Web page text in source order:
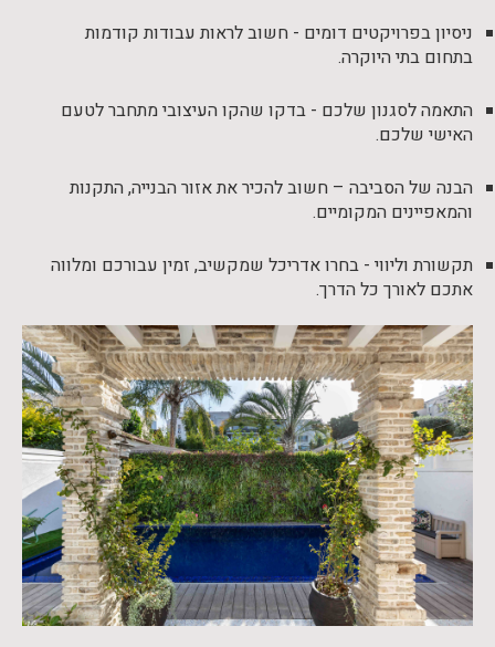
ניסיון בפרויקטים דומים - חשוב לראות עבודות קודמות
בתחום בתי היוקרה.
התאמה לסגנון שלכם - בדקו שהקו העיצובי מתחבר לטעם
האישי שלכם.
הבנה של הסביבה – חשוב להכיר את אזור הבנייה, התקנות
והמאפיינים המקומיים.
תקשורת וליווי - בחרו אדריכל שמקשיב, זמין עבורכם ומלווה
אתכם לאורך כל הדרך.